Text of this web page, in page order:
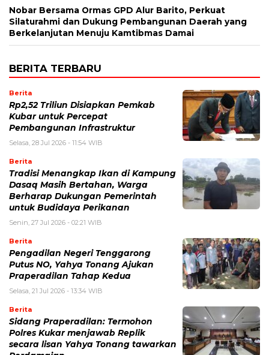
Nobar Bersama Ormas GPD Alur Barito, Perkuat
Silaturahmi dan Dukung Pembangunan Daerah yang
Berkelanjutan Menuju Kamtibmas Damai
BERITA TERBARU
Berita
Rp2,52 Triliun Disiapkan Pemkab
Kubar untuk Percepat
Pembangunan Infrastruktur
Selasa, 28 Jul 2026 - 11:54 WIB
Berita
Tradisi Menangkap Ikan di Kampung
Dasaq Masih Bertahan, Warga
Berharap Dukungan Pemerintah
untuk Budidaya Perikanan
Senin, 27 Jul 2026 - 02:21 WIB
Berita
Pengadilan Negeri Tenggarong
Putus NO, Yahya Tonang Ajukan
Praperadilan Tahap Kedua
Selasa, 21 Jul 2026 - 13:34 WIB
Berita
Sidang Praperadilan: Termohon
Polres Kukar menjawab Replik
secara lisan Yahya Tonang tawarkan